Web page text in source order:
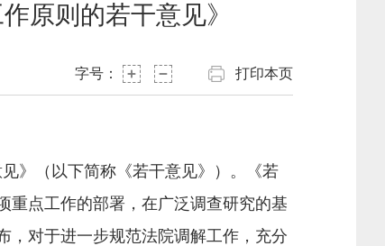
原则的若干意见》
字号： 打印本页
》（以下简称《若干意见》）。《若
重点工作的部署，在广泛调查研究的基
，对于进一步规范法院调解工作，充分